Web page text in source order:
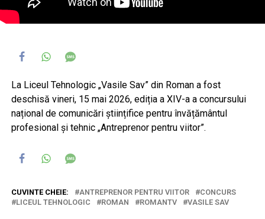
La Liceul Tehnologic „Vasile Sav” din Roman a fost
deschisă vineri, 15 mai 2026, ediția a XIV-a a concursului
național de comunicări științifice pentru învățământul
profesional și tehnic „Antreprenor pentru viitor”.
CUVINTE CHEIE: ANTREPRENOR PENTRU VIITOR
CONCURS
LICEUL TEHNOLOGIC
ROMAN ROMANTV VASILE SAV